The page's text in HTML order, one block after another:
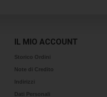
IL MIO ACCOUNT
Storico Ordini
Note di Credito
Indirizzi
Dati Personali